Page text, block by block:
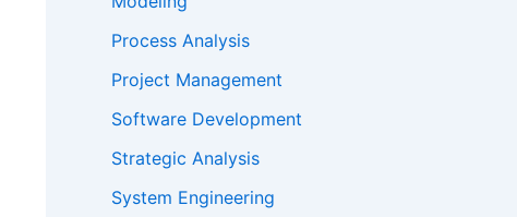
Process Analysis
Project Management
Software Development
Strategic Analysis
System Engineering